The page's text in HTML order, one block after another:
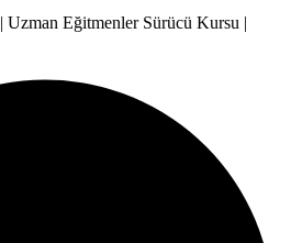
| Uzman Eğitmenler Sürücü Kursu |